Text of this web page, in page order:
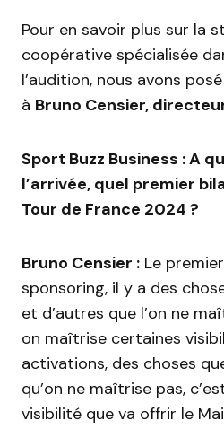
Pour en savoir plus sur la
coopérative spécialisée
l’audition, nous avons
à Bruno Censier,
Sport Buzz Business : A
l’arrivée, quel premier
Tour de France 2024 ?
Bruno Censier : Le
sponsoring, il y a des
et d’autres que l’on ne
on maîtrise certaines
activations, des choses
qu’on ne maîtrise pas,
visibilité que va offrir le